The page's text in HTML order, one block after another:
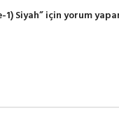
1) Siyah” için yorum